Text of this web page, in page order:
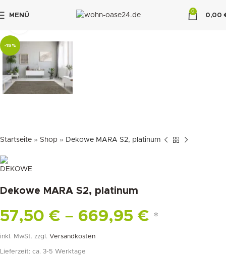
MENÜ
0
0,00
-15%
Startseite » Shop » Dekowe MARA S2, platinum
Dekowe MARA S2, platinum
57,50 € – 669,95 € *
inkl. MwSt. zzgl. Versandkosten
Lieferzeit: ca. 3-5 Werktage